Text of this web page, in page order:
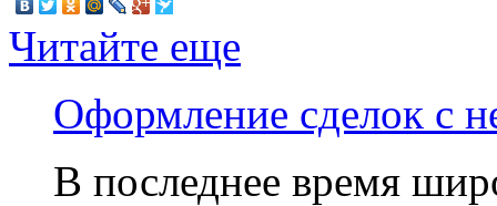
Читайте еще
Оформление сделок с
В последнее время